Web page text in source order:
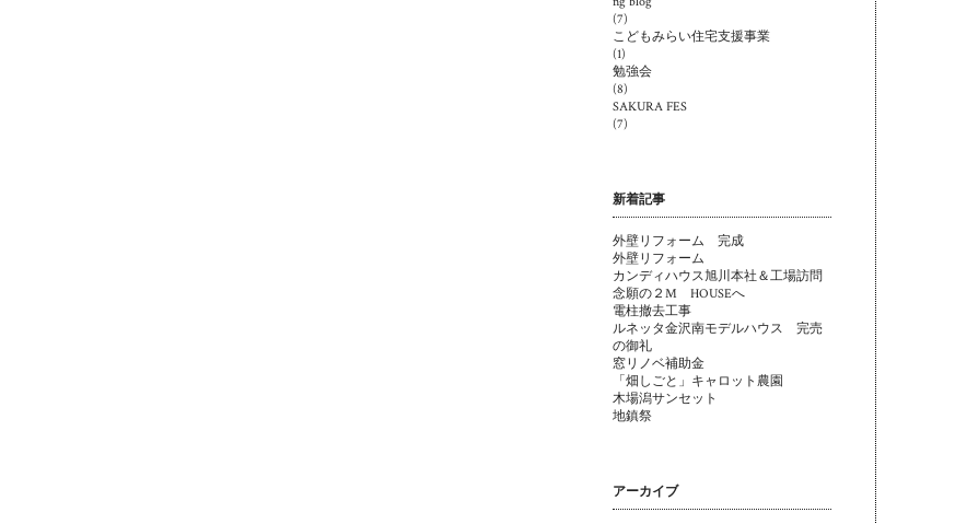
(7)
こどもみらい住宅支援事業
(1)
勉強会
(8)
SAKURA FES
(7)
新着記事
外壁リフォーム 完成
外壁リフォーム
カンディハウス旭川本社＆工場訪問
念願の２M HOUSEへ
電柱撤去工事
ルネッタ金沢南モデルハウス 完売
の御礼
窓リノベ補助金
「畑しごと」キャロット農園
木場潟サンセット
地鎮祭
アーカイブ